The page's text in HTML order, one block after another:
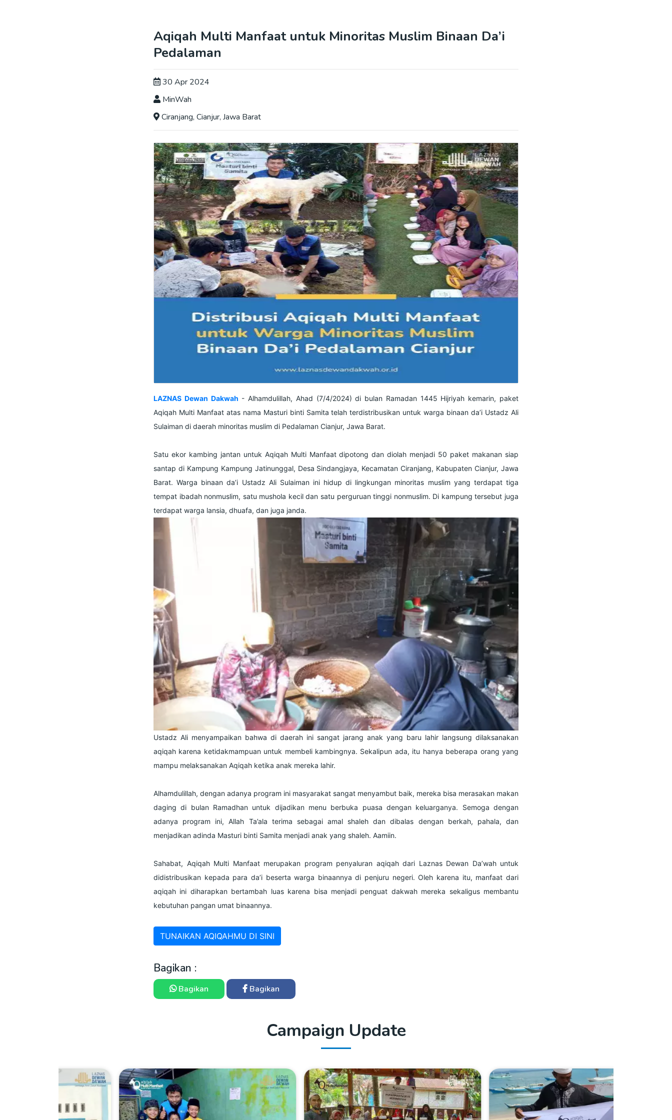
Aqiqah Multi Manfaat untuk Minoritas Muslim Binaan Da’i
Pedalaman
30 Apr 2024
MinWah
Ciranjang, Cianjur, Jawa Barat
LAZNAS Dewan Dakwah - Alhamdulillah, Ahad (7/4/2024) di bulan Ramadan 1445 Hijriyah kemarin, paket
Aqiqah Multi Manfaat atas nama Masturi binti Samita telah terdistribusikan untuk warga binaan da’i Ustadz Ali
Sulaiman di daerah minoritas muslim di Pedalaman Cianjur, Jawa Barat.
Satu ekor kambing jantan untuk Aqiqah Multi Manfaat dipotong dan diolah menjadi 50 paket makanan siap
santap di Kampung Kampung Jatinunggal, Desa Sindangjaya, Kecamatan Ciranjang, Kabupaten Cianjur, Jawa
Barat.Warga binaan da’i Ustadz Ali Sulaiman ini hidup di lingkungan minoritas muslim yang terdapat tiga
tempat ibadah nonmuslim, satu mushola kecil dan satu perguruan tinggi nonmuslim. Di kampung tersebut juga
terdapat warga lansia, dhuafa, dan juga janda.
Ustadz Ali menyampaikan bahwa di daerah ini sangat jarang anak yang baru lahir langsung dilaksanakan
aqiqah karena ketidakmampuan untuk membeli kambingnya. Sekalipun ada, itu hanya beberapa orang yang
mampu melaksanakan Aqiqah ketika anak mereka lahir.
Alhamdulillah, dengan adanya program ini masyarakat sangat menyambut baik, mereka bisa merasakan makan
daging di bulan Ramadhan untuk dijadikan menu berbuka puasa dengan keluarganya. Semoga dengan
adanya program ini, Allah Ta’ala terima sebagai amal shaleh dan dibalas dengan berkah, pahala, dan
menjadikan adinda Masturi binti Samita menjadi anak yang shaleh. Aamiin.
Sahabat, Aqiqah Multi Manfaat merupakan program penyaluran aqiqah dari Laznas Dewan Da’wah untuk
didistribusikan kepada para da’i beserta warga binaannya di penjuru negeri. Oleh karena itu, manfaat dari
aqiqah ini diharapkan bertambah luas karena bisa menjadi penguat dakwah mereka sekaligus membantu
kebutuhan pangan umat binaannya.
TUNAIKAN AQIQAHMU DI SINI
Bagikan :
Bagikan Bagikan
Campaign Update